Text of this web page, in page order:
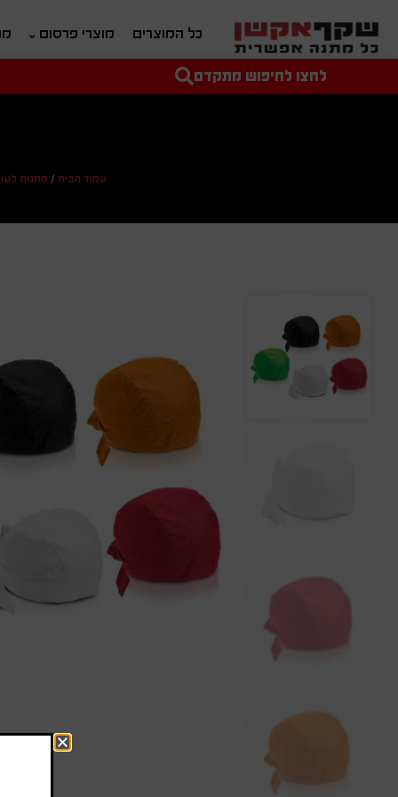
כל המוצרים מוצרי פרסום
טקסט חופשי לחיפוש מחיר מיני'לחצו לחיפוש מתקדם
עמוד הבית / מתנות